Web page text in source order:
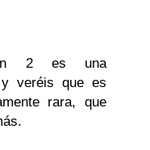
2 es una
y veréis que es
rara, que